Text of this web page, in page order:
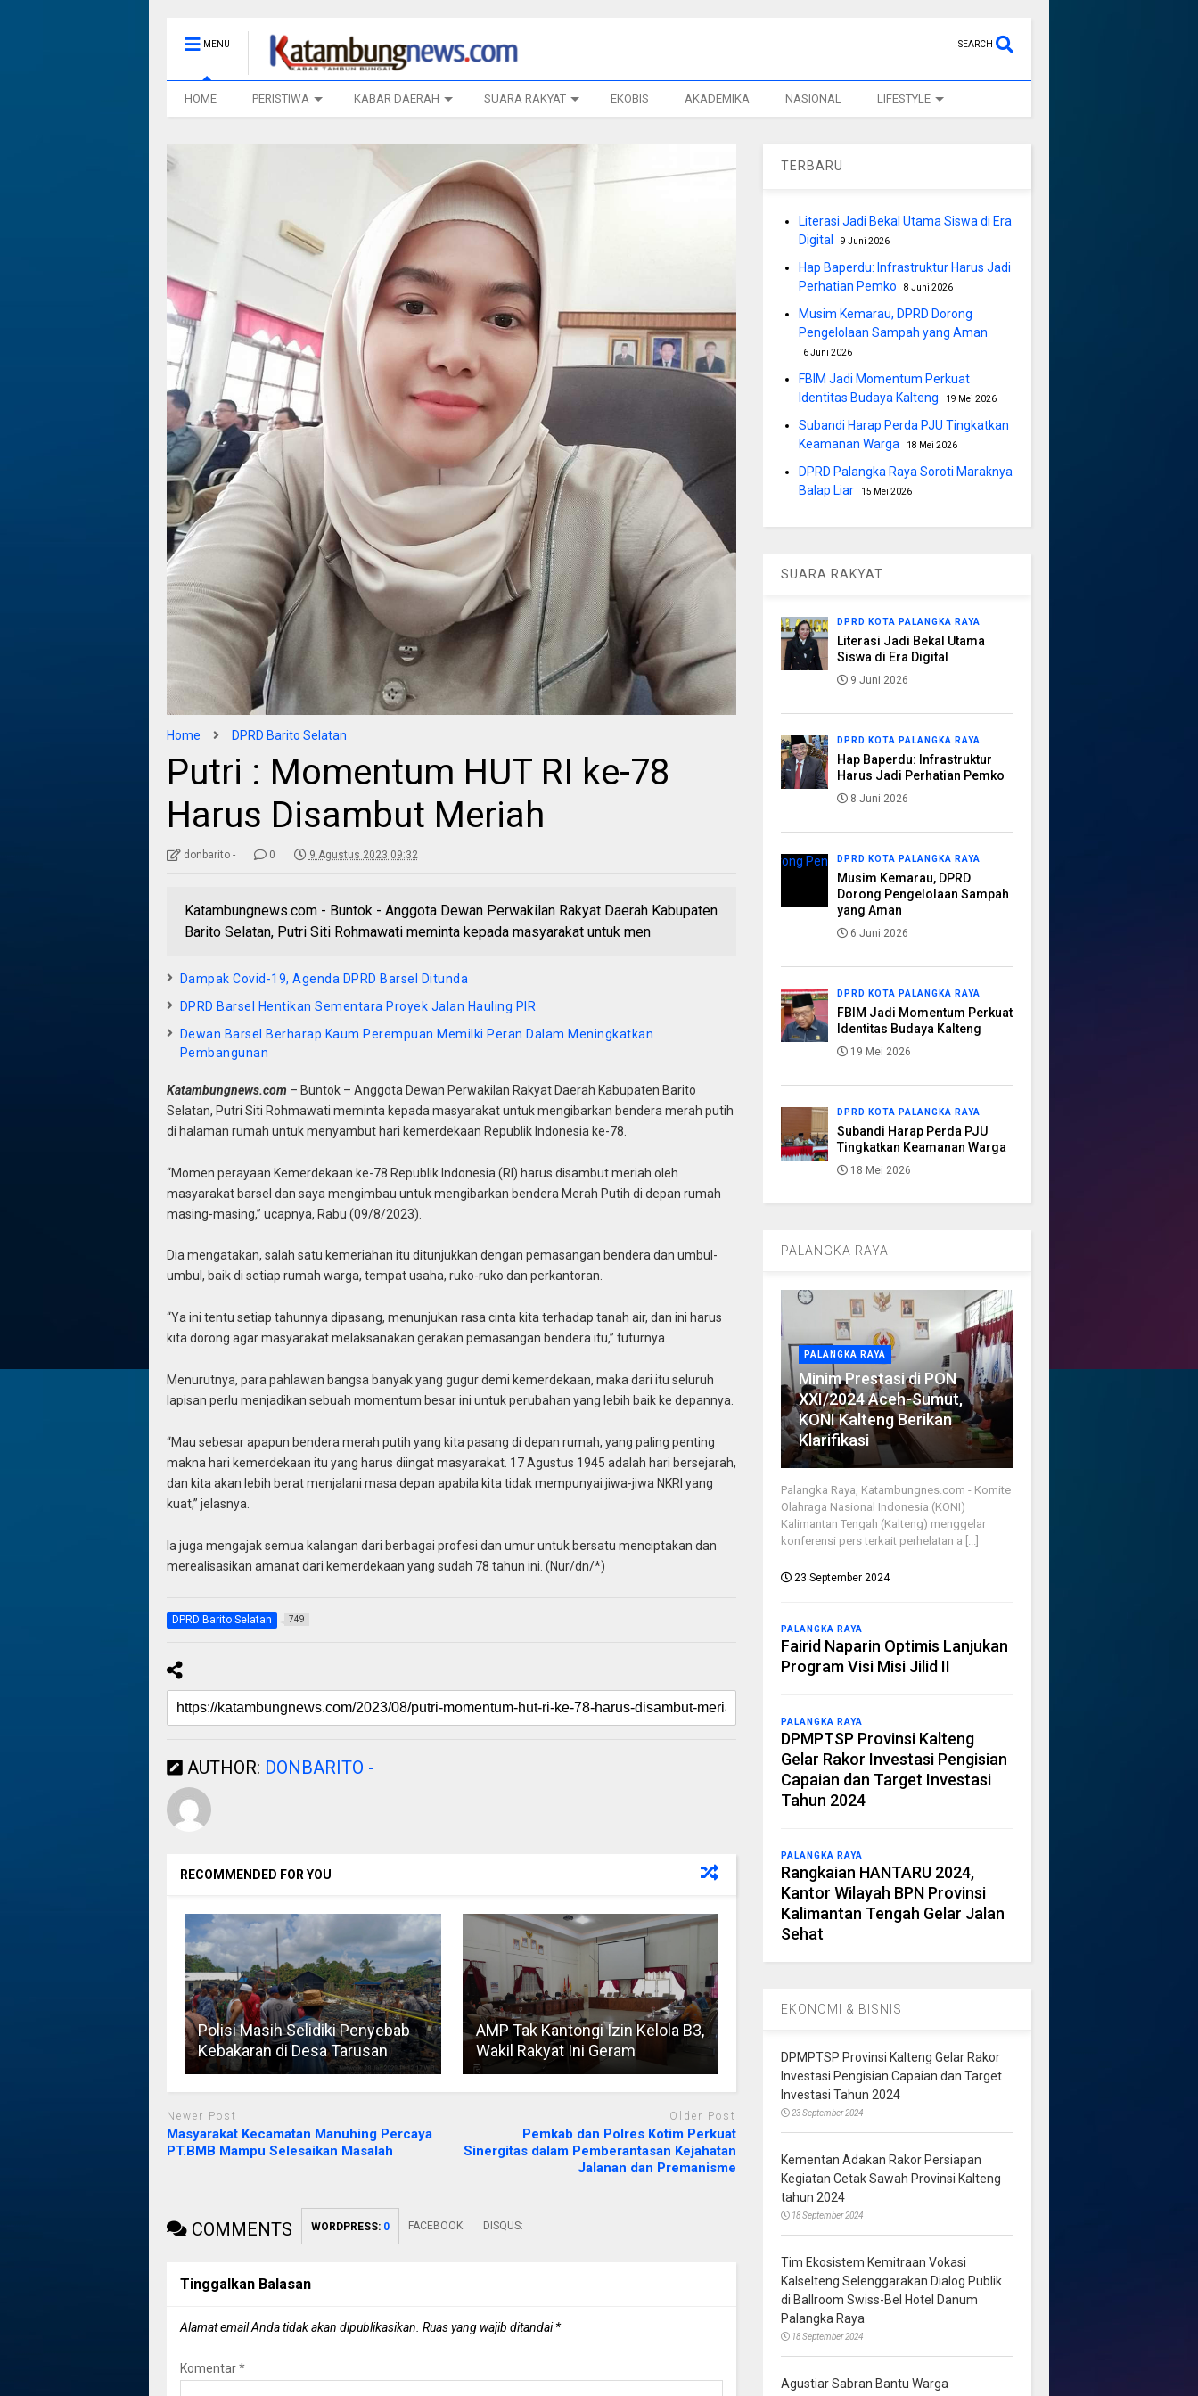
MENU SEARCH
HOME PERISTIWA KABAR DAERAH SUARA RAKYAT EKOBIS AKADEMIKA NASIONAL LIFESTYLE
Home DPRD Barito Selatan
Putri : Momentum HUT RI ke-78
Harus Disambut Meriah
donbarito - 0 9 Agustus 2023 09:32
Katambungnews.com - Buntok - Anggota Dewan Perwakilan Rakyat Daerah Kabupaten
Barito Selatan, Putri Siti Rohmawati meminta kepada masyarakat untuk men
Dampak Covid-19, Agenda DPRD Barsel Ditunda
DPRD Barsel Hentikan Sementara Proyek Jalan Hauling PIR
Dewan Barsel Berharap Kaum Perempuan Memilki Peran Dalam Meningkatkan
Pembangunan
Katambungnews.com – Buntok – Anggota Dewan Perwakilan Rakyat Daerah Kabupaten Barito
Selatan, Putri Siti Rohmawati meminta kepada masyarakat untuk mengibarkan bendera merah putih
di halaman rumah untuk menyambut hari kemerdekaan Republik Indonesia ke-78.
“Momen perayaan Kemerdekaan ke-78 Republik Indonesia (RI) harus disambut meriah oleh
masyarakat barsel dan saya mengimbau untuk mengibarkan bendera Merah Putih di depan rumah
masing-masing,” ucapnya, Rabu (09/8/2023).
Dia mengatakan, salah satu kemeriahan itu ditunjukkan dengan pemasangan bendera dan umbul-
umbul, baik di setiap rumah warga, tempat usaha, ruko-ruko dan perkantoran.
“Ya ini tentu setiap tahunnya dipasang, menunjukan rasa cinta kita terhadap tanah air, dan ini harus
kita dorong agar masyarakat melaksanakan gerakan pemasangan bendera itu,” tuturnya.
Menurutnya, para pahlawan bangsa banyak yang gugur demi kemerdekaan, maka dari itu seluruh
lapisan perlu menjadikan sebuah momentum besar ini untuk perubahan yang lebih baik ke depannya.
“Mau sebesar apapun bendera merah putih yang kita pasang di depan rumah, yang paling penting
makna hari kemerdekaan itu yang harus diingat masyarakat. 17 Agustus 1945 adalah hari bersejarah,
dan kita akan lebih berat menjalani masa depan apabila kita tidak mempunyai jiwa-jiwa NKRI yang
kuat,” jelasnya.
Ia juga mengajak semua kalangan dari berbagai profesi dan umur untuk bersatu menciptakan dan
merealisasikan amanat dari kemerdekaan yang sudah 78 tahun ini. (Nur/dn/*)
DPRD Barito Selatan 749
AUTHOR: DONBARITO -
RECOMMENDED FOR YOU
Polisi Masih Selidiki Penyebab
Kebakaran di Desa Tarusan
AMP Tak Kantongi Izin Kelola B3,
Wakil Rakyat Ini Geram
Newer Post
Masyarakat Kecamatan Manuhing Percaya
PT.BMB Mampu Selesaikan Masalah
Older Post
Pemkab dan Polres Kotim Perkuat
Sinergitas dalam Pemberantasan Kejahatan
Jalanan dan Premanisme
COMMENTS WORDPRESS: 0 FACEBOOK: DISQUS:
Tinggalkan Balasan
Alamat email Anda tidak akan dipublikasikan. Ruas yang wajib ditandai*
Komentar*
TERBARU
Literasi Jadi Bekal Utama Siswa di Era
Digital
9 Juni 2026
Hap Baperdu: Infrastruktur Harus Jadi
Perhatian Pemko
8 Juni 2026
Musim Kemarau, DPRD Dorong
Pengelolaan Sampah yang Aman
6 Juni 2026
FBIM Jadi Momentum Perkuat
Identitas Budaya Kalteng
19 Mei 2026
Subandi Harap Perda PJU Tingkatkan
Keamanan Warga
18 Mei 2026
DPRD Palangka Raya Soroti Maraknya
Balap Liar
15 Mei 2026
SUARA RAKYAT
DPRD KOTA PALANGKA RAYA
Literasi Jadi Bekal Utama
Siswa di Era Digital
9 Juni 2026
DPRD KOTA PALANGKA RAYA
Hap Baperdu: Infrastruktur
Harus Jadi Perhatian Pemko
8 Juni 2026
DPRD KOTA PALANGKA RAYA
Musim Kemarau, DPRD
Dorong Pengelolaan Sampah
yang Aman
6 Juni 2026
DPRD KOTA PALANGKA RAYA
FBIM Jadi Momentum Perkuat
Identitas Budaya Kalteng
19 Mei 2026
DPRD KOTA PALANGKA RAYA
Subandi Harap Perda PJU
Tingkatkan Keamanan Warga
18 Mei 2026
PALANGKA RAYA
PALANGKA RAYA
Minim Prestasi di PON
XXI/2024 Aceh-Sumut,
KONI Kalteng Berikan
Klarifikasi
Palangka Raya, Katambungnes.com - Komite
Olahraga Nasional Indonesia (KONI)
Kalimantan Tengah (Kalteng) menggelar
konferensi pers terkait perhelatan a [...]
23 September 2024
PALANGKA RAYA
Fairid Naparin Optimis Lanjukan
Program Visi Misi Jilid II
PALANGKA RAYA
DPMPTSP Provinsi Kalteng
Gelar Rakor Investasi Pengisian
Capaian dan Target Investasi
Tahun 2024
PALANGKA RAYA
Rangkaian HANTARU 2024,
Kantor Wilayah BPN Provinsi
Kalimantan Tengah Gelar Jalan
Sehat
EKONOMI & BISNIS
DPMPTSP Provinsi Kalteng Gelar Rakor
Investasi Pengisian Capaian dan Target
Investasi Tahun 2024
23 September 2024
Kementan Adakan Rakor Persiapan
Kegiatan Cetak Sawah Provinsi Kalteng
tahun 2024
18 September 2024
Tim Ekosistem Kemitraan Vokasi
Kalselteng Selenggarakan Dialog Publik
di Ballroom Swiss-Bel Hotel Danum
Palangka Raya
18 September 2024
Agustiar Sabran Bantu Warga